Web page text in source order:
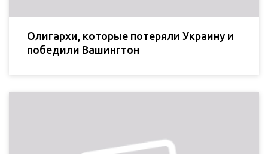
Oлигархи, которые потеряли Украину и
победили Вашингтон